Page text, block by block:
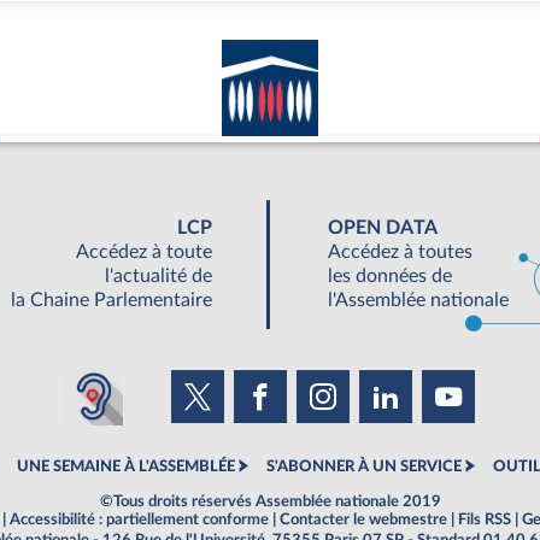
LCP
Accédez à toute
l'actualité de
la Chaine Parlementaire
OPEN DATA
Accédez à toutes
les données de
l'Assemblée nationale
UNE SEMAINE À L'ASSEMBLÉE S'ABONNER À UN SERVICE
©Tous droits réservés Assemblée nationale 2019
Accessibilité : partiellement conforme Contacter le webmestre Fils RSS